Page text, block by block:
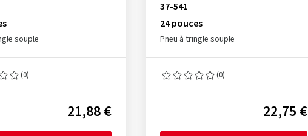
souple
(0)
21,88 €
37-541
24 pouces
Pneu à tringle souple
(0)
22,75 €